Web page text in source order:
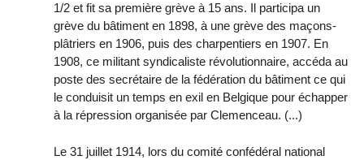
1/2 et fit sa première grève à 15 ans. Il participa un
grève du bâtiment en 1898, à une grève des maçons-
plâtriers en 1906, puis des charpentiers en 1907. En
1908, ce militant syndicaliste révolutionnaire, accéda au
poste des secrétaire de la fédération du bâtiment ce qui
le conduisit un temps en exil en Belgique pour échapper
à la répression organisée par Clemenceau. (...)
Le 31 juillet 1914, lors du comité confédéral national